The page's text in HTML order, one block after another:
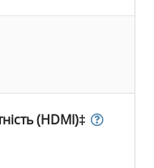
(HDMI)‡